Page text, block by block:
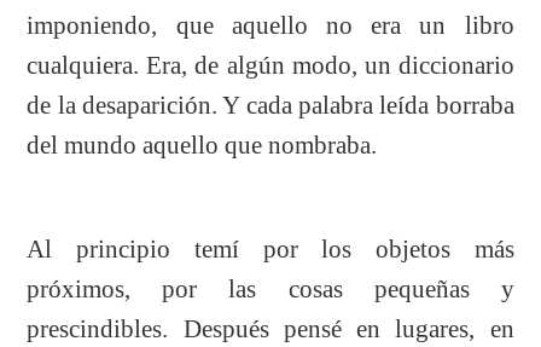
imponiendo, que aquello no era un libro
cualquiera. Era, de algún modo, un diccionario
de la desaparición. Y cada palabra leída borraba
del mundo aquello que nombraba.
Al principio temí por los objetos más
próximos, por las cosas pequeñas y
prescindibles. Después pensé en lugares, en